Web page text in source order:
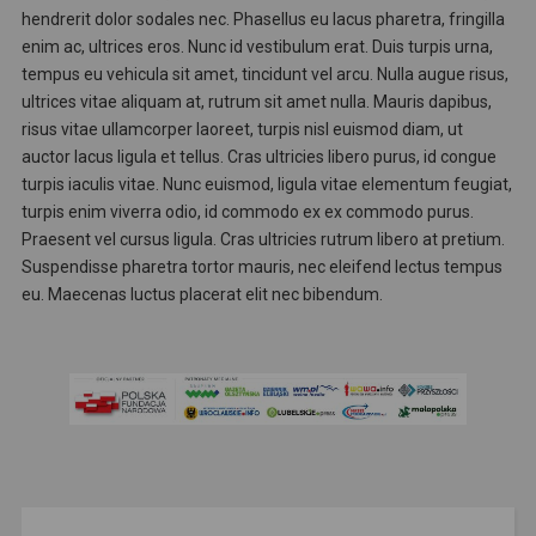
hendrerit dolor sodales nec. Phasellus eu lacus pharetra, fringilla
enim ac, ultrices eros. Nunc id vestibulum erat. Duis turpis urna,
tempus eu vehicula sit amet, tincidunt vel arcu. Nulla augue risus,
ultrices vitae aliquam at, rutrum sit amet nulla. Mauris dapibus,
risus vitae ullamcorper laoreet, turpis nisl euismod diam, ut
auctor lacus ligula et tellus. Cras ultricies libero purus, id congue
turpis iaculis vitae. Nunc euismod, ligula vitae elementum feugiat,
turpis enim viverra odio, id commodo ex ex commodo purus.
Praesent vel cursus ligula. Cras ultricies rutrum libero at pretium.
Suspendisse pharetra tortor mauris, nec eleifend lectus tempus
eu. Maecenas luctus placerat elit nec bibendum.